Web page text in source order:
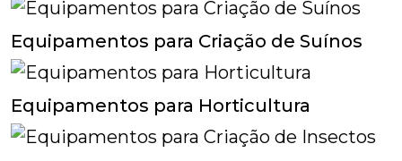
Equipamentos para Criação de Suínos
Equipamentos para Horticultura